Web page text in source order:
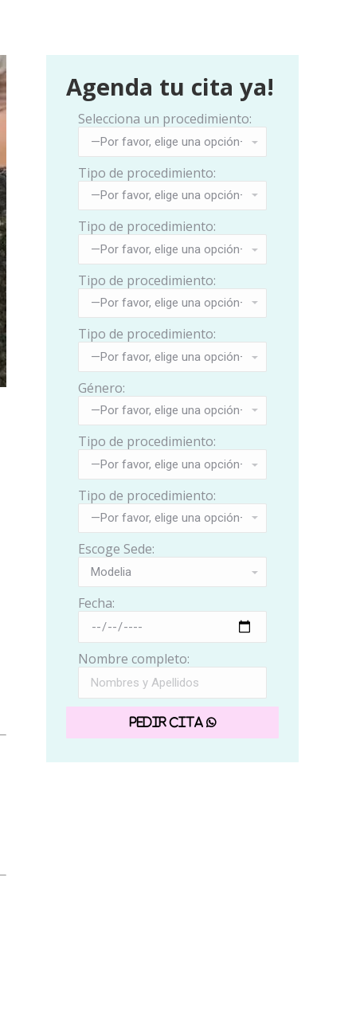
Agenda tu cita ya!
Selecciona un procedimiento:
Tipo de procedimiento:
Tipo de procedimiento:
Tipo de procedimiento:
Tipo de procedimiento:
Género:
Tipo de procedimiento:
Tipo de procedimiento:
Escoge Sede:
Fecha:
Nombre completo: